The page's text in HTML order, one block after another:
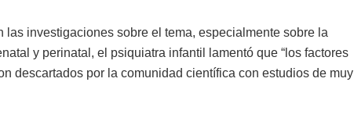
investigaciones sobre el tema, especialmente sobre la
y perinatal, el psiquiatra infantil lamentó que “los factores
descartados por la comunidad científica con estudios de muy